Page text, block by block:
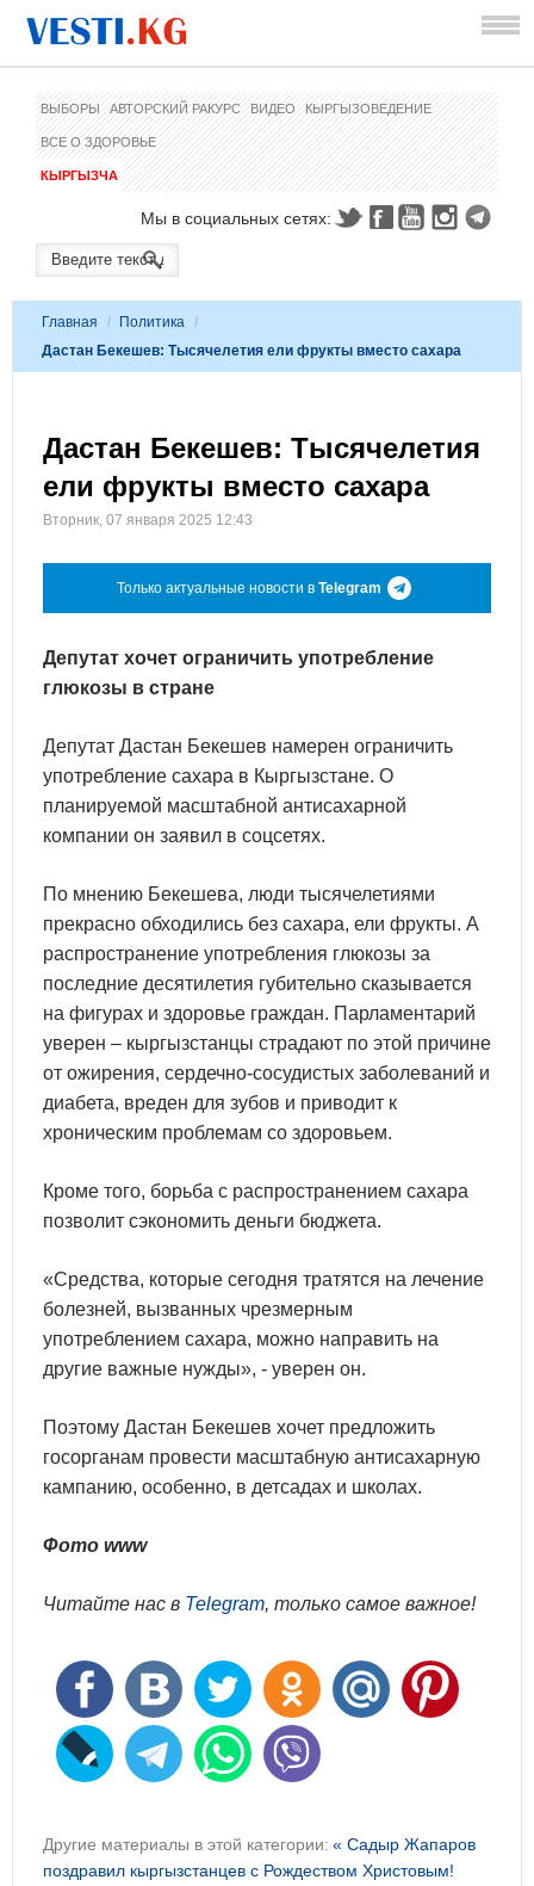
ВЫБОРЫ АВТОРСКИЙ РАКУРС ВИДЕО КЫРГЫЗОВЕДЕНИЕ
ВСЕ О ЗДОРОВЬЕ
КЫРГЫЗЧА
Мы в социальных сетях:
Главная / Политика /
Дастан Бекешев: Тысячелетия ели фрукты вместо сахара
Дастан Бекешев: Тысячелетия
ели фрукты вместо сахара
Вторник, 07 января 2025 12:43
Только актуальные новости в Telegram
Депутат хочет ограничить употребление
глюкозы в стране
Депутат Дастан Бекешев намерен ограничить
употребление сахара в Кыргызстане. О
планируемой масштабной антисахарной
компании он заявил в соцсетях.
По мнению Бекешева, люди тысячелетиями
прекрасно обходились без сахара, ели фрукты. А
распространение употребления глюкозы за
последние десятилетия губительно сказывается
на фигурах и здоровье граждан. Парламентарий
уверен – кыргызстанцы страдают по этой причине
от ожирения, сердечно-сосудистых заболеваний и
диабета, вреден для зубов и приводит к
хроническим проблемам со здоровьем.
Кроме того, борьба с распространением сахара
позволит сэкономить деньги бюджета.
«Средства, которые сегодня тратятся на лечение
болезней, вызванных чрезмерным
употреблением сахара, можно направить на
другие важные нужды», - уверен он.
Поэтому Дастан Бекешев хочет предложить
госорганам провести масштабную антисахарную
кампанию, особенно, в детсадах и школах.
Фото www
Читайте нас в Telegram, только самое важное!
Другие материалы в этой категории: « Садыр Жапаров
поздравил кыргызстанцев с Рождеством Христовым!